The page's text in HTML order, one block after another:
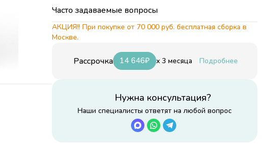
Часто задаваемые вопросы
АКЦИЯ!! При покупке от 70 000 руб. бесплатная сборка в
Москве.
Рассрочка 14 646₽ x 3 месяца Подробнее
Нужна консультация?
Наши специалисты ответят на любой вопрос